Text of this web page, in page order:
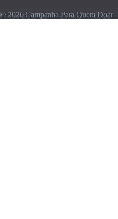
© 2026 Campanha Para Quem Doar |